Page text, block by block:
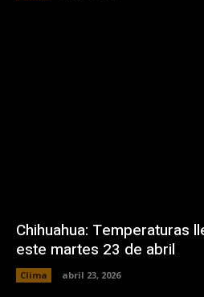
Chihuahua: Temperaturas
este martes 23 de abril
Clima abril 23, 2026